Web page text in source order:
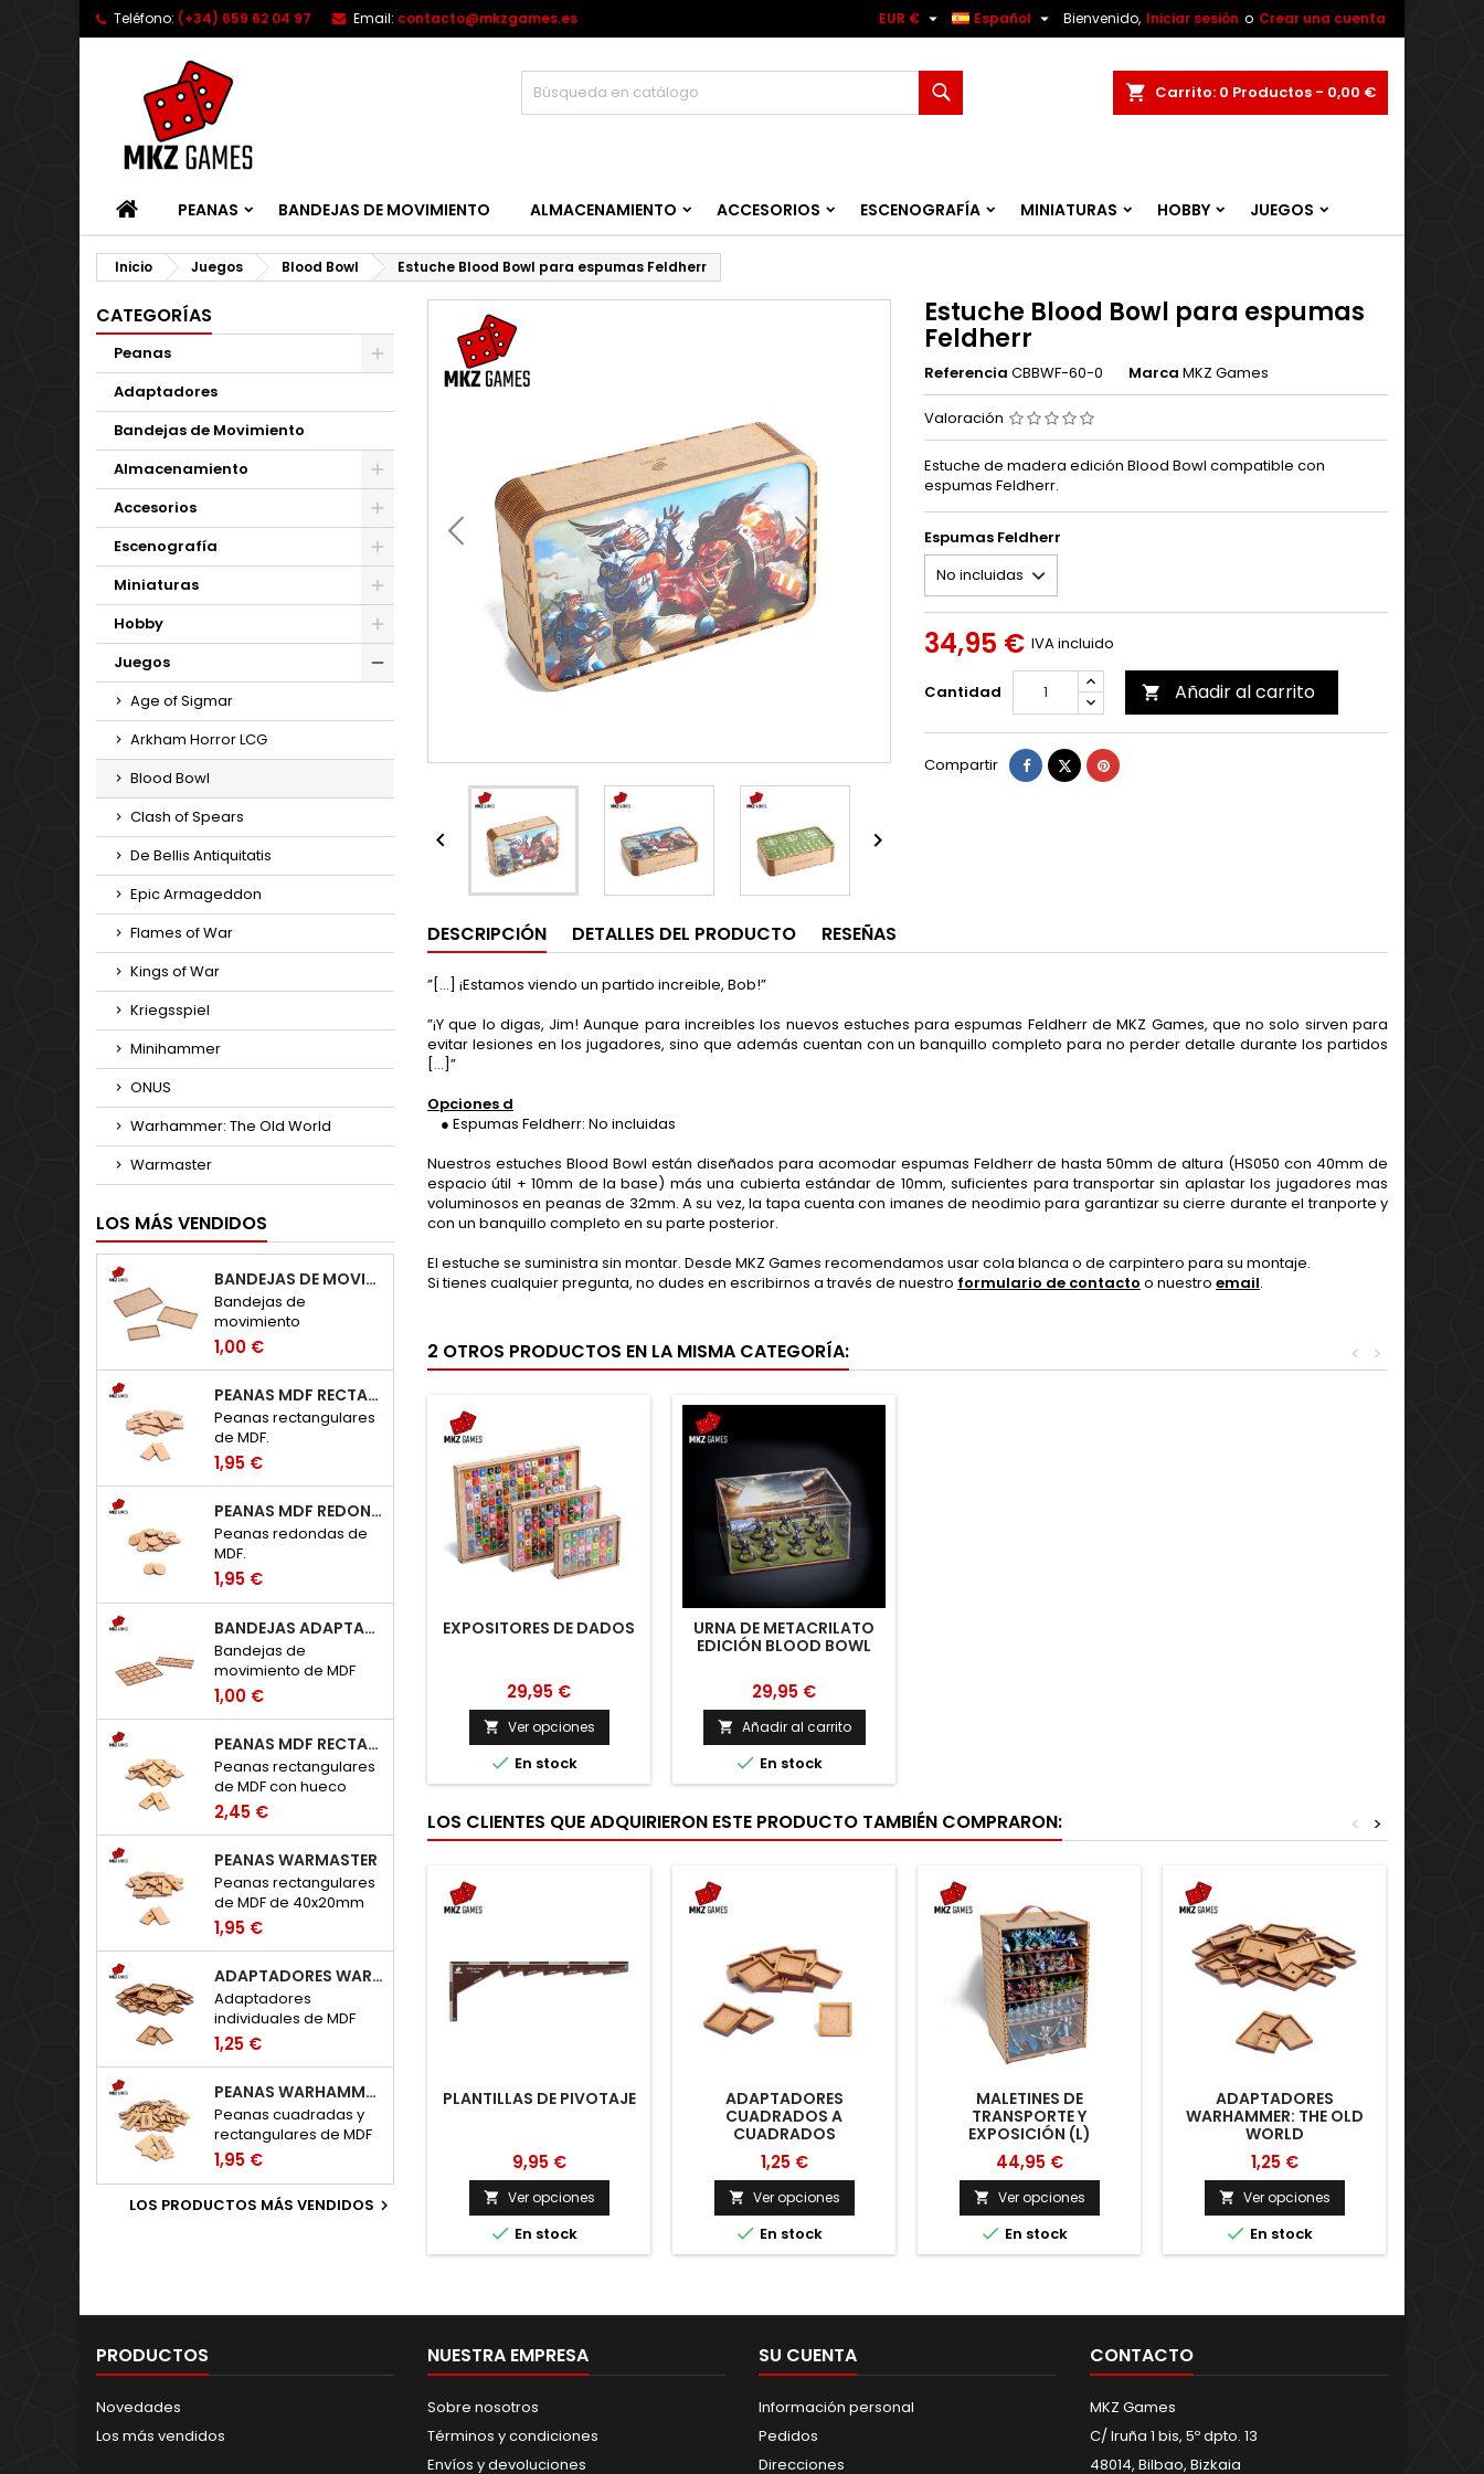
Teléfono: (+34) 659 62 04 97 Email: contacto@mkzgames.es Bienvenido, Iniciar sesión o Crear una cuenta
Español 
EUR € 
Carrito 0 Productos - 0,00 €
INICIOPEANAS BANDEJAS DE MOVIMIENTO ALMACENAMIENTO ACCESORIOS ESCENOGRAFÍA MINIATURAS HOBBY JUEGOS
Inicio Juegos Blood Bowl Estuche Blood Bowl para espumas Feldherr
CATEGORÍAS
Peanas
Adaptadores
Bandejas de Movimiento
Almacenamiento
Accesorios
Escenografía
Miniaturas
Hobby
Juegos
Age of Sigmar
Arkham Horror LCG
Blood Bowl
Clash of Spears
De Bellis Antiquitatis
Epic Armageddon
Flames of War
Kings of War
Kriegsspiel
Minihammer
ONUS
Warhammer: The Old World
Warmaster
LOS MÁS VENDIDOS
BANDEJAS DE MOVIMIENTO RECTANGULARES
Bandejas de
movimiento
rectangulares de MDF.
1,00 €
PEANAS MDF RECTANGULARES
Peanas rectangulares
de MDF.
1,95 €
PEANAS MDF REDONDAS
Peanas redondas de
MDF.
1,95 €
BANDEJAS ADAPTADORAS WARHAMMER: TOW - HUECOS 20X20MM
Bandejas de
movimiento de MDF
para adaptar peanas
clásicas de 20x20mm
World.
1,00 €
PEANAS MDF RECTANGULARES CON HUECO
Peanas rectangulares
de MDF con hueco
para imanes de
neodimio.
2,45 €
PEANAS WARMASTER
Peanas rectangulares
de MDF de 40x20mm
para Warmaster.
1,95 €
ADAPTADORES WARHAMMER: THE OLD WORLD
Adaptadores
individuales de MDF
para peanas de
Warhammer: The Old
1,25 €
PEANAS WARHAMMER THE OLD WORLD
Peanas cuadradas y
rectangulares de MDF
para Warhammer: The
Old World.
1,95 €
LOS PRODUCTOS MÁS VENDIDOS 
 
Estuche Blood Bowl para espumas
Feldherr
Referencia CBBWF-60-0 Marca MKZ Games
Valoración
Estuche de madera edición Blood Bowl compatible con
espumas Feldherr.
Espumas Feldherr
34,95 € IVA incluido
Cantidad  Añadir al carrito
Compartir Compartir
TuitearPinterest
DESCRIPCIÓN DETALLES DEL PRODUCTO RESEÑAS
”[…] ¡Estamos viendo un partido increible, Bob!”
”¡Y que lo digas, Jim! Aunque para increibles los nuevos estuches para espumas Feldherr de MKZ Games, que no solo sirven para
evitar lesiones en los jugadores, sino que además cuentan con un banquillo completo para no perder detalle durante los partidos
[...]”
Opciones d
● Espumas Feldherr: No incluidas
Nuestros estuches Blood Bowl están diseñados para acomodar espumas Feldherr de hasta 50mm de altura (HS050 con 40mm de
espacio útil + 10mm de la base) más una cubierta estándar de 10mm, suficientes para transportar sin aplastar los jugadores mas
voluminosos en peanas de 32mm. A su vez, la tapa cuenta con imanes de neodimio para garantizar su cierre durante el tranporte y
con un banquillo completo en su parte posterior.
El estuche se suministra sin montar. Desde MKZ Games recomendamos usar cola blanca o de carpintero para su montaje.
Si tienes cualquier pregunta, no dudes en escribirnos a través de nuestro formulario de contacto o nuestro email.
2 OTROS PRODUCTOS EN LA MISMA CATEGORÍA: >
<
EXPOSITORES DE DADOS
29,95 €
 Ver opciones
 En stock
URNA DE METACRILATO
EDICIÓN BLOOD BOWL
29,95 €
 Añadir al carrito
 En stock
LOS CLIENTES QUE ADQUIRIERON ESTE PRODUCTO TAMBIÉN COMPRARON: >
<
PLANTILLAS DE PIVOTAJE
9,95 €
 Ver opciones
 En stock
ADAPTADORES
CUADRADOS A
CUADRADOS
1,25 €
 Ver opciones
 En stock
MALETINES DE
TRANSPORTE Y
EXPOSICIÓN (L)
44,95 €
 Ver opciones
 En stock
ADAPTADORES
WARHAMMER: THE OLD
WORLD
1,25 €
 Ver opciones
 En stock
PRODUCTOS
Novedades
Los más vendidos
NUESTRA EMPRESA
Sobre nosotros
Términos y condiciones
Envíos y devoluciones
SU CUENTA
Información personal
Pedidos
Direcciones
CONTACTO
MKZ Games
C/ Iruña 1 bis, 5º dpto. 13
48014, Bilbao, Bizkaia